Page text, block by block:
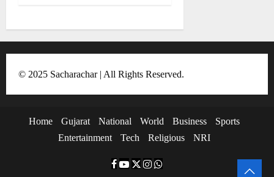
g
a
t
i
n
© 2025 Sacharachar | All Rights Reserved.
Home Gujarat National World Business
Sports
Entertainment
Tech Religious NRI
F Y T I
W